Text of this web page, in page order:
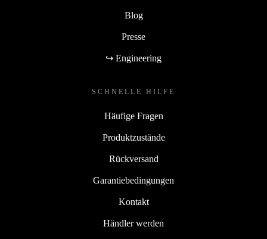
Blog
Presse
↪ Engineering
SCHNELLE HILFE
Häufige Fragen
Produktzustände
Rückversand
Garantiebedingungen
Kontakt
Händler werden